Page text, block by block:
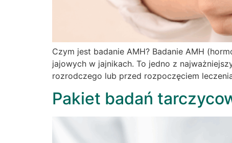
Czym jest badanie AMH? Badanie AMH
jajowych w jajnikach. To jedno z
rozrodczego lub przed rozpoczęciem
Pakiet badań